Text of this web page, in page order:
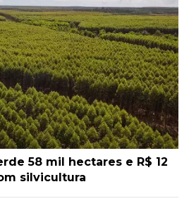
58 mil hectares e R$ 12
silvicultura